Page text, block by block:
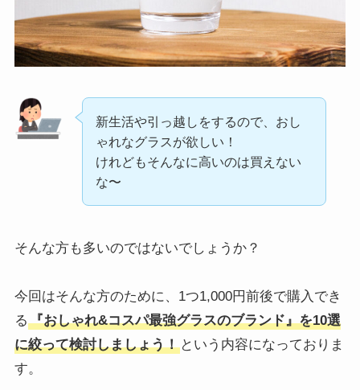
新生活や引っ越しをするので、おし
ゃれなグラスが欲しい！
けれどもそんなに高いのは買えない
な〜
そんな方も多いのではないでしょうか？
今回はそんな方のために、1つ1,000円前後で購入でき
る 『おしゃれ&コスパ最強グラスのブランド』を10選
に絞って検討しましょう！という内容になっておりま
す。